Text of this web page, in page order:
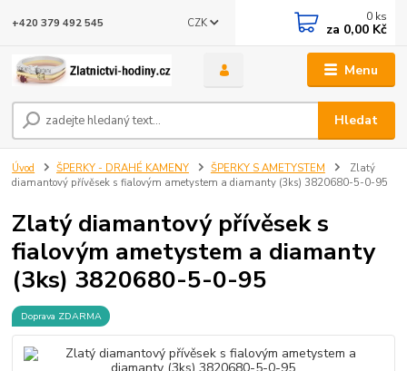
Menu
CZK
Hledat
+420 379 492 545 0 ks
za 0,00 Kč
Úvod ŠPERKY - DRAHÉ KAMENY ŠPERKY S AMETYSTEM
Zlatý
diamantový přívěsek s fialovým ametystem a diamanty (3ks) 3820680-5-0-95
Zlatý diamantový přívěsek s
fialovým ametystem a diamanty
(3ks) 3820680-5-0-95
Doprava ZDARMA